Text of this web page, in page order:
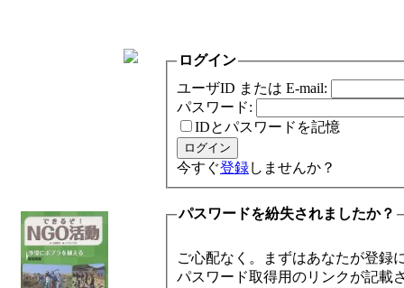
ログイン
ユーザID または E-mail:
パスワード:
IDとパスワードを記憶
今すぐ登録しませんか？
パスワードを紛失されましたか？
ご心配なく。まずはあなたが登録
パスワード取得用のリンクが記載